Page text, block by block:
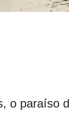
o paraíso